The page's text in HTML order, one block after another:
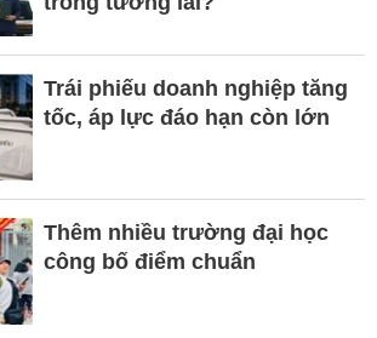
Trái phiếu doanh nghiệp tăng
tốc, áp lực đáo hạn còn lớn
Thêm nhiều trường đại học
công bố điểm chuẩn